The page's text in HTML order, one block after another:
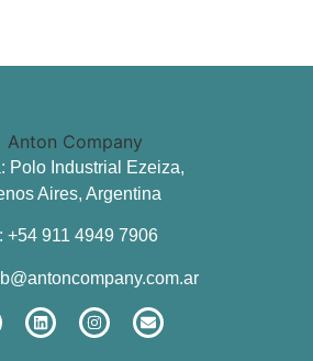
Polo Industrial Ezeiza,
Aires, Argentina
+54 911 4949 7906